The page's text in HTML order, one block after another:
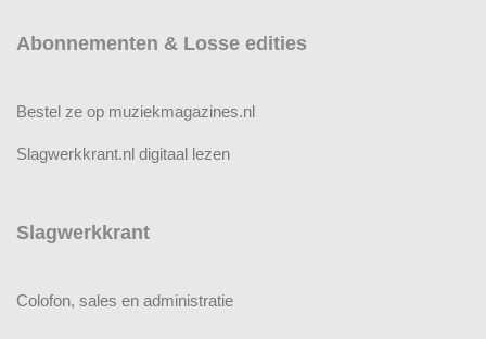
Abonnementen & Losse edities
Bestel ze op muziekmagazines.nl
Slagwerkkrant.nl digitaal lezen
Slagwerkkrant
Colofon, sales en administratie